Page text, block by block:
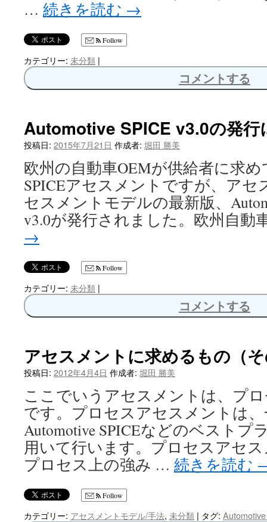
… 続きを読む →
Follow
カテゴリー: 未分類 |
コメントする
Automotive SPICE v3.0の発行
投稿日: 2015年7月21日 作成者: 堀田 勝美
欧州の自動車OEMが供給者に求め
SPICEアセスメントですが、ア
セスメントモデルの最新版、
v3.0が発行されました。欧州自
→
Follow
カテゴリー: 未分類 |
コメントする
アセスメントに求めるもの（
投稿日: 2012年4月4日 作成者: 堀田 勝美
ここでいうアセスメントは、プ
です。プロセスアセスメントは
Automotive SPICEなどのベストプ
用いて行います。プロセスアセ
プロセス上の強み … 続きを読む
Follow
カテゴリー: アセスメントモデル/手法, 未分類 | タグ: